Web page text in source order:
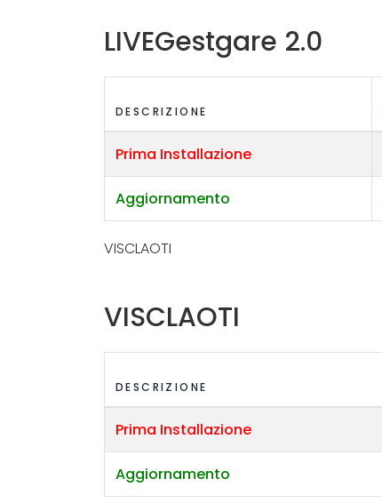
LIVEGestgare 2.0
DESCRIZIONE
Prima Installazione
Aggiornamento
VISCLAOTI
VISCLAOTI
DESCRIZIONE
Prima Installazione
Aggiornamento